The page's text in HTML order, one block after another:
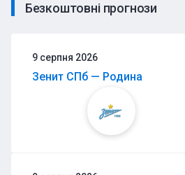
Безкоштовні прогнози
9 серпня 2026
Зенит СПб — Родина